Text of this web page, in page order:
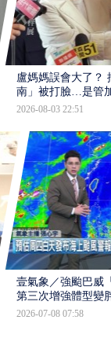
盧媽媽誤會大了？
南」被打臉…是管
2026-08-03 22:51
壹氣象／強颱巴威
第三次增強體型變
2026-07-08 07:58